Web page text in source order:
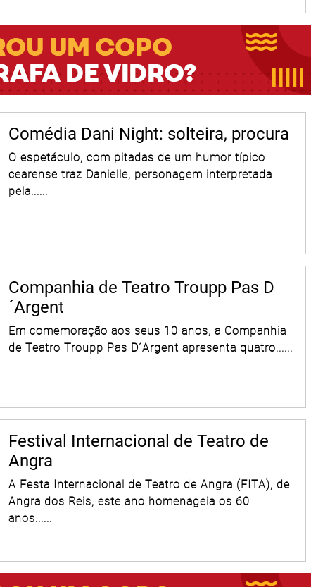
Comédia Dani Night: solteira, procura
O espetáculo, com pitadas de um humor típico
cearense traz Danielle, personagem interpretada
pela......
Companhia de Teatro Troupp Pas D
´Argent
Em comemoração aos seus 10 anos, a Companhia
de Teatro Troupp Pas D´Argent apresenta quatro......
Festival Internacional de Teatro de
Angra
A Festa Internacional de Teatro de Angra (FITA), de
Angra dos Reis, este ano homenageia os 60
anos......